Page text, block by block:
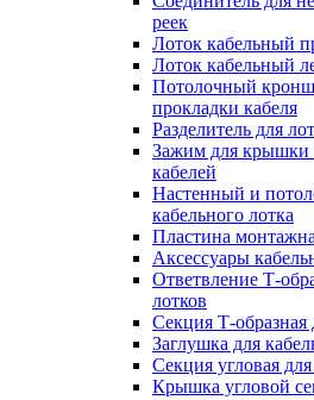
реек
Лоток кабельный
Лоток кабельный
Потолочный
прокладки кабеля
Разделитель для
Зажим для крышки
кабелей
Настенный и
кабельного лотка
Пластина
Аксессуары
Ответвление Т-
лотков
Секция Т-образная
Заглушка для
Секция угловая
Крышка угловой